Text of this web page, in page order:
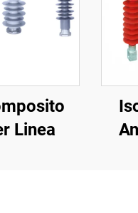
Linea